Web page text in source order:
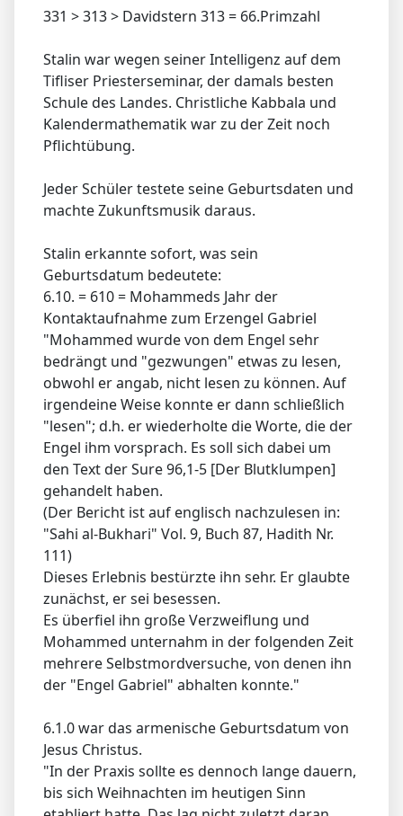
331 > 313 > Davidstern 313 = 66.Primzahl
Stalin war wegen seiner Intelligenz auf dem
Tifliser Priesterseminar, der damals besten
Schule des Landes. Christliche Kabbala und
Kalendermathematik war zu der Zeit noch
Pflichtübung.
Jeder Schüler testete seine Geburtsdaten und
machte Zukunftsmusik daraus.
Stalin erkannte sofort, was sein
Geburtsdatum bedeutete:
6.10. = 610 = Mohammeds Jahr der
Kontaktaufnahme zum Erzengel Gabriel
"Mohammed wurde von dem Engel sehr
bedrängt und "gezwungen" etwas zu lesen,
obwohl er angab, nicht lesen zu können. Auf
irgendeine Weise konnte er dann schließlich
"lesen"; d.h. er wiederholte die Worte, die der
Engel ihm vorsprach. Es soll sich dabei um
den Text der Sure 96,1-5 [Der Blutklumpen]
gehandelt haben.
(Der Bericht ist auf englisch nachzulesen in:
"Sahi al-Bukhari" Vol. 9, Buch 87, Hadith Nr.
111)
Dieses Erlebnis bestürzte ihn sehr. Er glaubte
zunächst, er sei besessen.
Es überfiel ihn große Verzweiflung und
Mohammed unternahm in der folgenden Zeit
mehrere Selbstmordversuche, von denen ihn
der "Engel Gabriel" abhalten konnte."
6.1.0 war das armenische Geburtsdatum von
Jesus Christus.
"In der Praxis sollte es dennoch lange dauern,
bis sich Weihnachten im heutigen Sinn